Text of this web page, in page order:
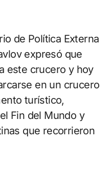
de Política Externa
expresó que
este crucero y hoy
en un crucero
turístico,
Fin del Mundo y
que recorrieron